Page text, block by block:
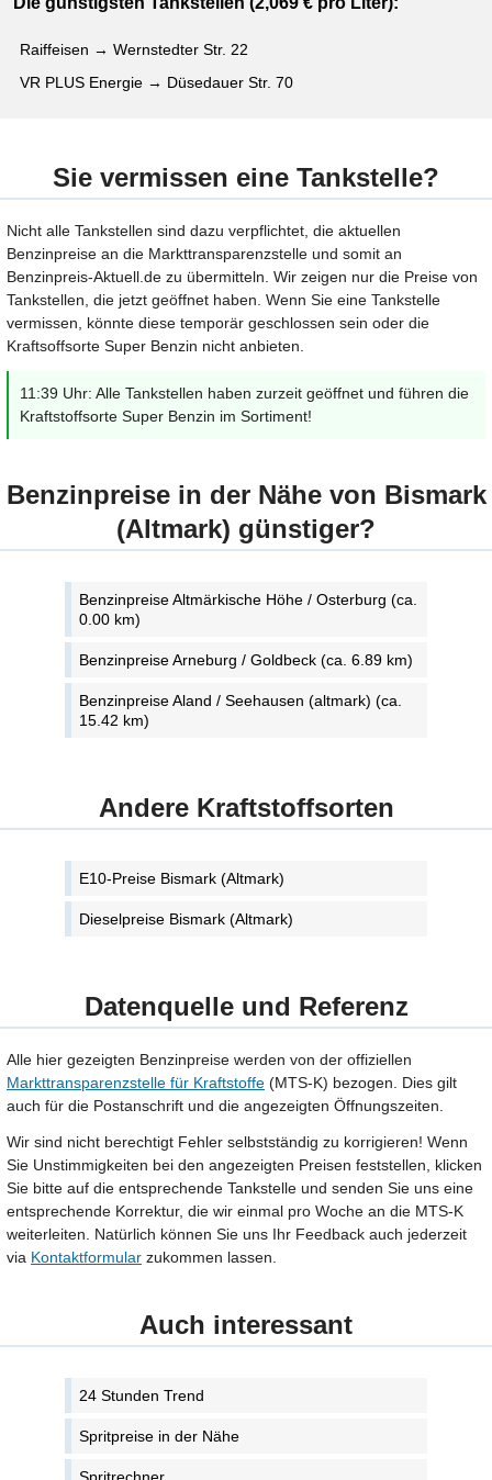
Raiffeisen → Wernstedter Str. 22
VR PLUS Energie → Düsedauer Str. 70
Sie vermissen eine Tankstelle?
Nicht alle Tankstellen sind dazu verpflichtet, die aktuellen
Benzinpreise an die Markttransparenzstelle und somit an
Benzinpreis-Aktuell.de zu übermitteln. Wir zeigen nur die Preise von
Tankstellen, die jetzt geöffnet haben. Wenn Sie eine Tankstelle
vermissen, könnte diese temporär geschlossen sein oder die
Kraftsoffsorte Super Benzin nicht anbieten.
11:39 Uhr: Alle Tankstellen haben zurzeit geöffnet und führen die
Kraftstoffsorte Super Benzin im Sortiment!
Benzinpreise in der Nähe von Bismark
(Altmark) günstiger?
Benzinpreise Altmärkische Höhe / Osterburg (ca.
0.00 km)
Benzinpreise Arneburg / Goldbeck (ca. 6.89 km)
Benzinpreise Aland / Seehausen (altmark) (ca.
15.42 km)
Andere Kraftstoffsorten
E10-Preise Bismark (Altmark)
Dieselpreise Bismark (Altmark)
Datenquelle und Referenz
Alle hier gezeigten Benzinpreise werden von der offiziellen
Markttransparenzstelle für Kraftstoffe (MTS-K) bezogen. Dies gilt
auch für die Postanschrift und die angezeigten Öffnungszeiten.
Wir sind nicht berechtigt Fehler selbstständig zu korrigieren! Wenn
Sie Unstimmigkeiten bei den angezeigten Preisen feststellen, klicken
Sie bitte auf die entsprechende Tankstelle und senden Sie uns eine
entsprechende Korrektur, die wir einmal pro Woche an die MTS-K
weiterleiten. Natürlich können Sie uns Ihr Feedback auch jederzeit
via Kontaktformular zukommen lassen.
Auch interessant
24 Stunden Trend
Spritpreise in der Nähe